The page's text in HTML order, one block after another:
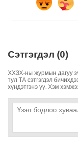
Сэтгэгдэл (0)
ХХЗХ-ны журмын дагуу
тул ТА сэтгэгдэл
хүндэтгэнэ үү. Хэм